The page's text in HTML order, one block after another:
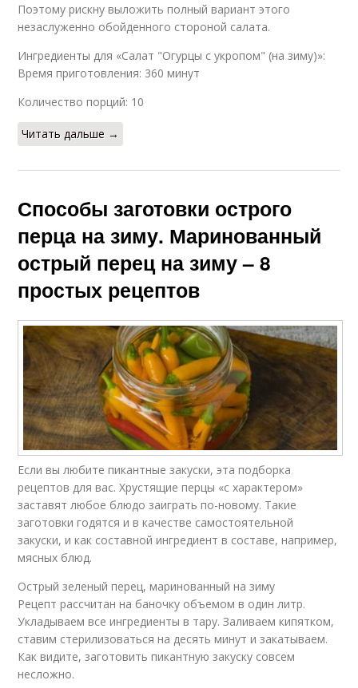
Поэтому рискну выложить полный вариант этого
незаслуженно обойденного стороной салата.
Ингредиенты для «Салат "Огурцы с укропом" (на зиму)»:
Время приготовления: 360 минут
Количество порций: 10
Читать дальше →
Способы заготовки острого
перца на зиму. Маринованный
острый перец на зиму – 8
простых рецептов
Если вы любите пикантные закуски, эта подборка
рецептов для вас. Хрустящие перцы «с характером»
заставят любое блюдо заиграть по-новому. Такие
заготовки годятся и в качестве самостоятельной
закуски, и как составной ингредиент в составе, например,
мясных блюд.
Острый зеленый перец, маринованный на зиму
Рецепт рассчитан на баночку объемом в один литр.
Укладываем все ингредиенты в тару. Заливаем кипятком,
ставим стерилизоваться на десять минут и закатываем.
Как видите, заготовить пикантную закуску совсем
несложно.